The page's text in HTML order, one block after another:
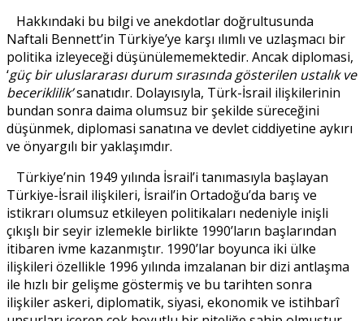
Hakkındaki bu bilgi ve anekdotlar doğrultusunda
Naftali Bennett’in Türkiye’ye karşı ılımlı ve uzlaşmacı bir
politika izleyeceği düşünülememektedir. Ancak diplomasi,
‘güç bir uluslararası durum sırasında gösterilen ustalık ve
beceriklilik’sanatıdır. Dolayısıyla, Türk-İsrail ilişkilerinin
bundan sonra daima olumsuz bir şekilde süreceğini
düşünmek, diplomasi sanatına ve devlet ciddiyetine aykırı
ve önyargılı bir yaklaşımdır.
Türkiye’nin 1949 yılında İsrail’i tanımasıyla başlayan
Türkiye-İsrail ilişkileri, İsrail’in Ortadoğu’da barış ve
istikrarı olumsuz etkileyen politikaları nedeniyle inişli
çıkışlı bir seyir izlemekle birlikte 1990’ların başlarından
itibaren ivme kazanmıştır. 1990’lar boyunca iki ülke
ilişkileri özellikle 1996 yılında imzalanan bir dizi antlaşma
ile hızlı bir gelişme göstermiş ve bu tarihten sonra
ilişkiler askeri, diplomatik, siyasi, ekonomik ve istihbarî